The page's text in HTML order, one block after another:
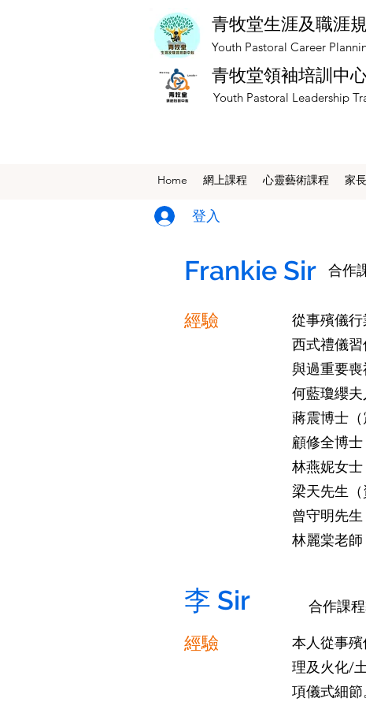
青牧堂生涯及職涯
​Youth Pastoral Career
青牧堂領袖培訓中
​Youth Pastoral Leadership
Home 網上課程 ​心靈藝術課程 家
登入
合作
Frankie Sir
經驗
從事殯儀
西式禮儀
與過重要喪
何藍瓊纓夫
蔣震博士（
顧修全博士
林燕妮女士
梁天先生（
曾守明先生
林麗棠老師
​李 Sir 合作課
經驗
本人從事
理及火化/
項儀式細節